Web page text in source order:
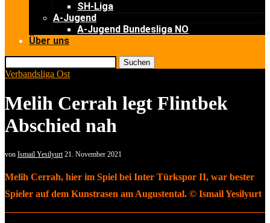
SH-Liga
A-Jugend
A-Jugend Bundesliga NO
Über uns
Suchen
Verbandsliga Ost
Melih Cerrah legt Flintbek
Abschied nah
von Ismail Yesilyurt 21. November 2021
Melih Cerrah, hier im Spiel bei Inter Türkspor II, war bester
Spieler auf dem Kunstrasen am Augustental. © Ismail Yesilyurt